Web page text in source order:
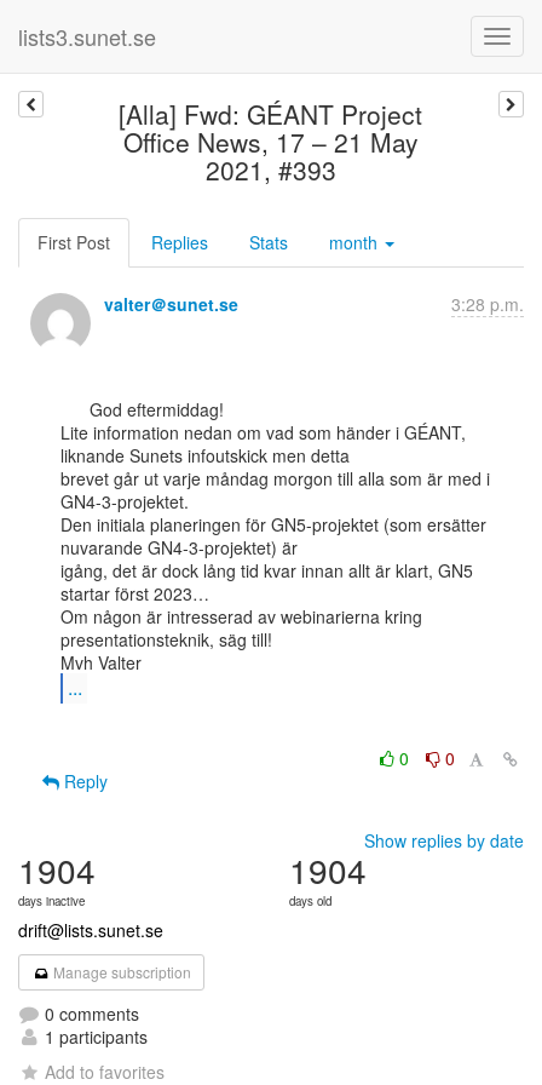
lists3.sunet.se
[Alla] Fwd: GÉANT Project
Office News, 17 – 21 May
2021, #393
First Post Replies Stats month
valter＠sunet.se 3:28 p.m.
Lite information nedan om vad som händer i GÉANT,
liknande Sunets infoutskick men detta
brevet går ut varje måndag morgon till alla som är med i
GN4-3-projektet.
Den initiala planeringen för GN5-projektet (som ersätter
nuvarande GN4-3-projektet) är
igång, det är dock lång tid kvar innan allt är klart, GN5
startar först 2023…
Om någon är intresserad av webinarierna kring
presentationsteknik, säg till!
...
0
0
Reply
Show replies by date
1904
days inactive
1904
days old
drift@lists.sunet.se
Manage subscription
0 comments
1 participants
Add to favorites